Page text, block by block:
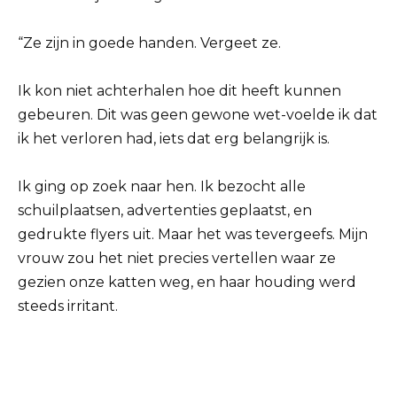
“Ze zijn in goede handen. Vergeet ze.
Ik kon niet achterhalen hoe dit heeft kunnen
gebeuren. Dit was geen gewone wet-voelde ik dat
ik het verloren had, iets dat erg belangrijk is.
Ik ging op zoek naar hen. Ik bezocht alle
schuilplaatsen, advertenties geplaatst, en
gedrukte flyers uit. Maar het was tevergeefs. Mijn
vrouw zou het niet precies vertellen waar ze
gezien onze katten weg, en haar houding werd
steeds irritant.